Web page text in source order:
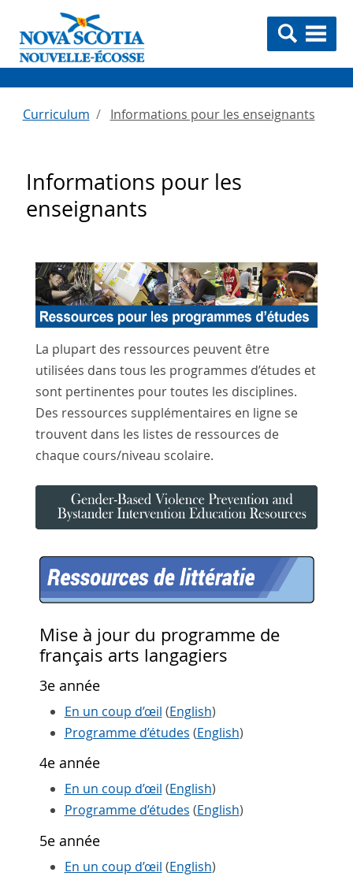
Curriculum Informations pour les enseignants
Informations pour les
enseignants
La plupart des ressources peuvent être
utilisées dans tous les programmes d’études et
sont pertinentes pour toutes les disciplines.
Des ressources supplémentaires en ligne se
trouvent dans les listes de ressources de
chaque cours/niveau scolaire.
Mise à jour du programme de
français arts langagiers
3e année
En un coup d’œil (English)
Programme d’études (English)
4e année
En un coup d’œil (English)
Programme d’études (English)
5e année
En un coup d’œil (English)